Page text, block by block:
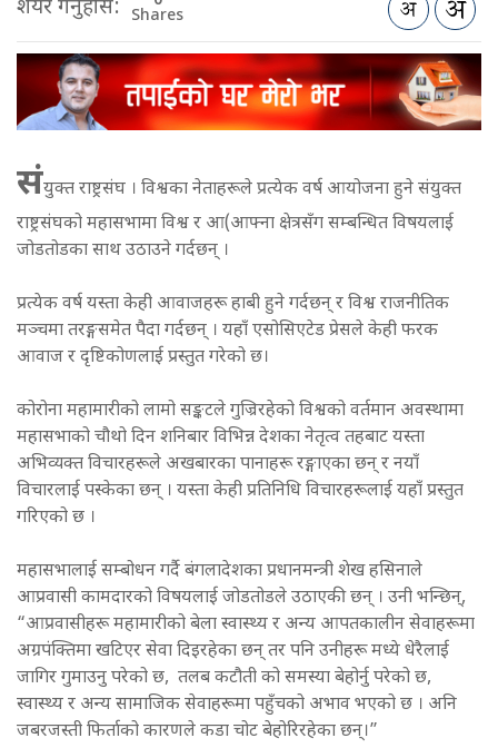
शेयर गर्नुहोस: Shares
संयुक्त राष्ट्रसंघ । विश्वका नेताहरूले प्रत्येक वर्ष आयोजना हुने संयुक्त
राष्ट्रसंघको महासभामा विश्व र आ(आफ्ना क्षेत्रसँग सम्बन्धित विषयलाई
जोडतोडका साथ उठाउने गर्दछन् ।
प्रत्येक वर्ष यस्ता केही आवाजहरू हाबी हुने गर्दछन् र विश्व राजनीतिक
मञ्चमा तरङ्गसमेत पैदा गर्दछन् । यहाँ एसोसिएटेड प्रेसले केही फरक
आवाज र दृष्टिकोणलाई प्रस्तुत गरेको छ।
कोरोना महामारीको लामो सङ्कटले गुज्रिरहेको विश्वको वर्तमान अवस्थामा
महासभाको चौथो दिन शनिबार विभिन्न देशका नेतृत्व तहबाट यस्ता
अभिव्यक्त विचारहरूले अखबारका पानाहरू रङ्गाएका छन् र नयाँ
विचारलाई पस्केका छन् । यस्ता केही प्रतिनिधि विचारहरूलाई यहाँ प्रस्तुत
गरिएको छ ।
महासभालाई सम्बोधन गर्दै बंगलादेशका प्रधानमन्त्री शेख हसिनाले
आप्रवासी कामदारको विषयलाई जोडतोडले उठाएकी छन् । उनी भन्छिन्,
“आप्रवासीहरू महामारीको बेला स्वास्थ्य र अन्य आपतकालीन सेवाहरूमा
अग्रपंक्तिमा खटिएर सेवा दिइरहेका छन् तर पनि उनीहरू मध्ये धेरैलाई
जागिर गुमाउनु परेको छ, तलब कटौती को समस्या बेहोर्नु परेको छ,
स्वास्थ्य र अन्य सामाजिक सेवाहरूमा पहुँचको अभाव भएको छ । अनि
जबरजस्ती फिर्ताको कारणले कडा चोट बेहोरिरहेका छन्।”